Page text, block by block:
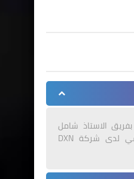
الاستاذ شامل
العبيدي قائد فريق تسويقي لدى شركة DXN